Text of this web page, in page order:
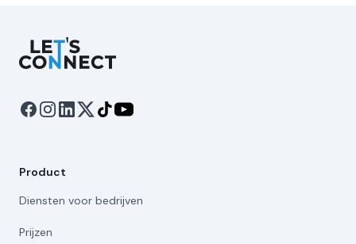
Let's Connect
Product
Diensten voor bedrijven
Prijzen